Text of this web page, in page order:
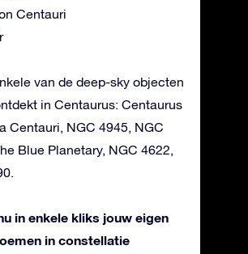
Centauri
van de deep-sky objecten
in Centaurus: Centaurus
Centauri, NGC 4945, NGC
Blue Planetary, NGC 4622,
in enkele kliks jouw eigen
in constellatie